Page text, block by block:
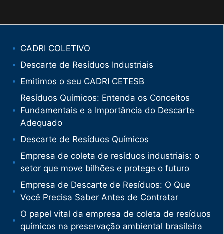
CADRI COLETIVO
Descarte de Resíduos Industriais
Emitimos o seu CADRI CETESB
Resíduos Químicos: Entenda os Conceitos
Fundamentais e a Importância do Descarte
Adequado
Descarte de Resíduos Químicos
Empresa de coleta de resíduos industriais: o
setor que move bilhões e protege o futuro
Empresa de Descarte de Resíduos: O Que
Você Precisa Saber Antes de Contratar
O papel vital da empresa de coleta de resíduos
químicos na preservação ambiental brasileira